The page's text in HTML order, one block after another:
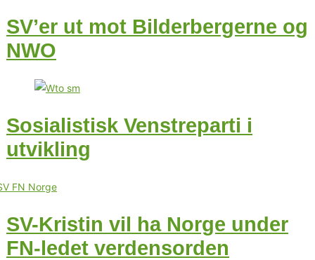
SV’er ut mot Bilderbergerne og
NWO
Sosialistisk Venstreparti i
utvikling
SV-Kristin vil ha Norge under
FN-ledet verdensorden